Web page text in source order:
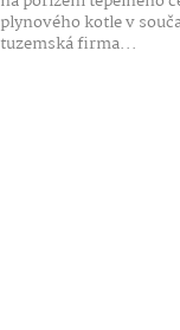
plynového kotle v
tuzemská firma...